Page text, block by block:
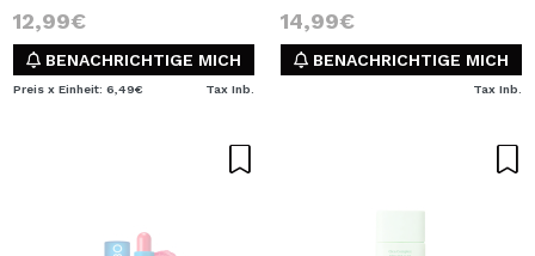
12,99€
BENACHRICHTIGE MICH
Preis x Einheit: 6,49€ Tax Inb.
14,99€
BENACHRICHTIGE MICH
Tax Inb.